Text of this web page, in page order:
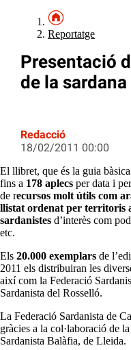
Reportatge
Presentació
de la
Redacció
18/02/2011 00:00
El llibret, que és la guia
fins a 178 aplecs per data i
de recursos molt útils com
llistat ordenat per territoris
sardanistes d’interès com
etc.
Els 20.000 exemplars de
2011 els distribuiran les
així com la Federació
Sardanista del Rosselló.
La Federació Sardanista de
gràcies a la col·laboració de
Sardanista Balàfia, de Lleida.